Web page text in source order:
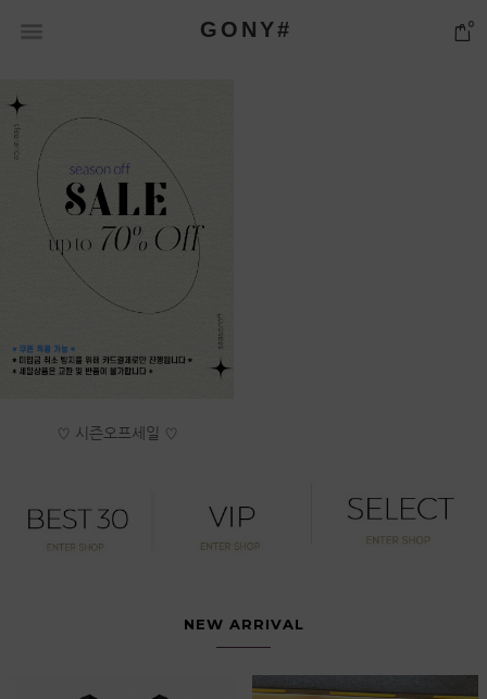
GONY# 0
♡ 시즌오프세일 ♡
NEW ARRIVAL